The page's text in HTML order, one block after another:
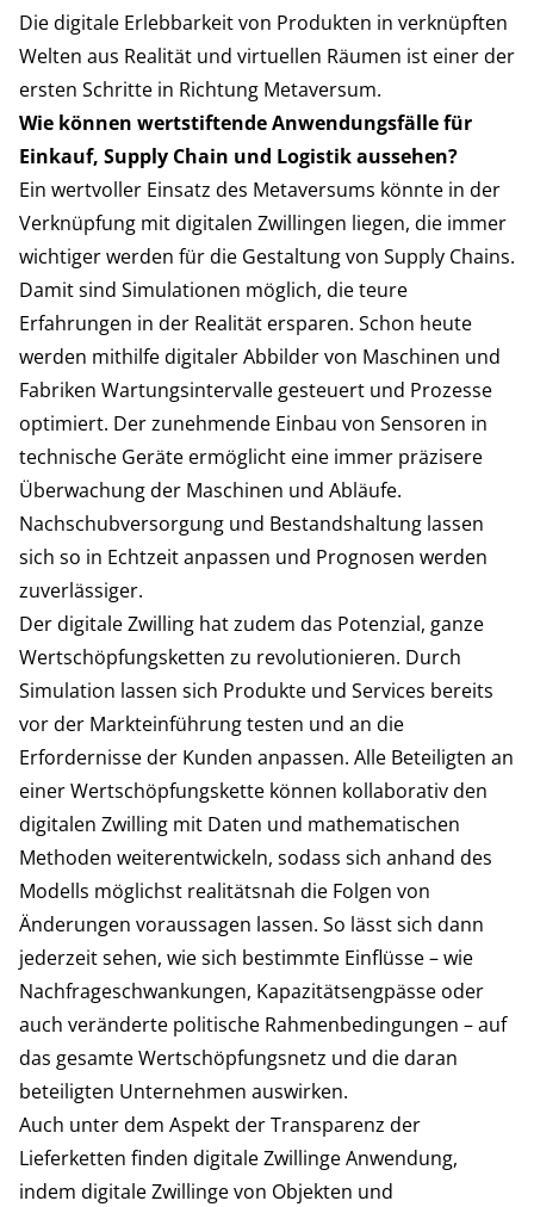
Die digitale Erlebbarkeit von Produkten in verknüpften
Welten aus Realität und virtuellen Räumen ist einer der
ersten Schritte in Richtung Metaversum.
Wie können wertstiftende Anwendungsfälle für
Einkauf, Supply Chain und Logistik aussehen?
Ein wertvoller Einsatz des Metaversums könnte in der
Verknüpfung mit digitalen Zwillingen liegen, die immer
wichtiger werden für die Gestaltung von Supply Chains.
Damit sind Simulationen möglich, die teure
Erfahrungen in der Realität ersparen. Schon heute
werden mithilfe digitaler Abbilder von Maschinen und
Fabriken Wartungsintervalle gesteuert und Prozesse
optimiert. Der zunehmende Einbau von Sensoren in
technische Geräte ermöglicht eine immer präzisere
Überwachung der Maschinen und Abläufe.
Nachschubversorgung und Bestandshaltung lassen
sich so in Echtzeit anpassen und Prognosen werden
zuverlässiger.
Der digitale Zwilling hat zudem das Potenzial, ganze
Wertschöpfungsketten zu revolutionieren. Durch
Simulation lassen sich Produkte und Services bereits
vor der Markteinführung testen und an die
Erfordernisse der Kunden anpassen. Alle Beteiligten an
einer Wertschöpfungskette können kollaborativ den
digitalen Zwilling mit Daten und mathematischen
Methoden weiterentwickeln, sodass sich anhand des
Modells möglichst realitätsnah die Folgen von
Änderungen voraussagen lassen. So lässt sich dann
jederzeit sehen, wie sich bestimmte Einflüsse – wie
Nachfrageschwankungen, Kapazitätsengpässe oder
auch veränderte politische Rahmenbedingungen – auf
das gesamte Wertschöpfungsnetz und die daran
beteiligten Unternehmen auswirken.
Auch unter dem Aspekt der Transparenz der
Lieferketten finden digitale Zwillinge Anwendung,
indem digitale Zwillingevon Objekten und